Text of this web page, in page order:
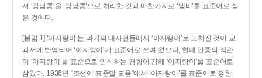
서 ‘강남콩’을 ‘강낭콩’으로 처리한 것과 마찬가지로 ‘냄비’를 표준어로 삼
은 것이다.
[붙임 1] ‘아지랑이’는 과거의 대사전들에서 ‘아지랭이’로 고쳐진 것이 교
과서에 반영되어 ‘아지랭이’가 표준어로 쓰여 왔으나, 현대 언중의 직관
이 ‘아지랑이’를 표준으로 인식하는 경향이 강해 ‘아지랑이’를 표준어로
삼았다. 1936년 “조선어 표준말 모음”에서 ‘아지랑이’를 표준어로 정한